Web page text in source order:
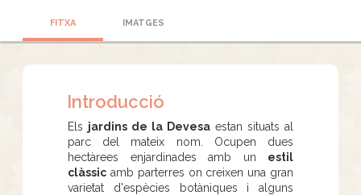
FITXA IMATGES
Introducció
Els jardins de la Devesa estan situats al
parc del mateix nom. Ocupen dues
hectàrees enjardinades amb un estil
clàssic amb parterres on creixen una gran
varietat d'espècies botàniques i alguns